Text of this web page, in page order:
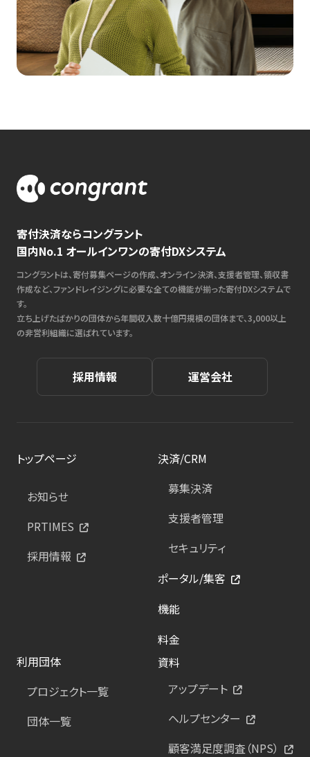
寄付決済ならコングラント
国内No.1 オールインワンの寄付DXシステム
コングラントは、寄付募集ページの作成、オンライン決済、支援者管理、領収書
作成など、ファンドレイジングに必要な全ての機能が揃った寄付DXシステムで
す。
立ち上げたばかりの団体から年間収入数十億円規模の団体まで、3,000以上
の非営利組織に選ばれています。
採用情報 運営会社
トップページ
お知らせ
PRTIMES
採用情報
決済/CRM
募集決済
支援者管理
セキュリティ
ポータル/集客
機能
料金
利用団体
プロジェクト一覧
団体一覧
資料
アップデート
ヘルプセンター
顧客満足度調査（NPS）